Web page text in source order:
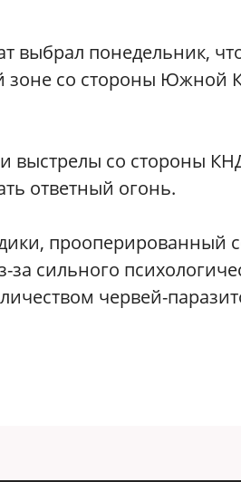
выбрал понедельник,
зоне со стороны Южной
выстрелы со стороны
ответный огонь.
прооперированный
сильного
червей-